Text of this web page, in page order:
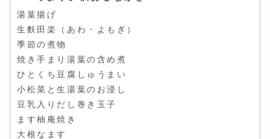
湯葉揚げ
生麩田楽（あわ・よもぎ）
季節の煮物
焼き手まり湯葉の含め煮
ひとくち豆腐しゅうまい
小松菜と生湯葉のお浸し
豆乳入りだし巻き玉子
ます柚庵焼き
大根なます